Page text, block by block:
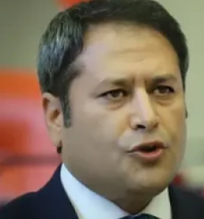
Aydın
Balıkesir
Bilecik
Bingöl
Bitlis
Bolu